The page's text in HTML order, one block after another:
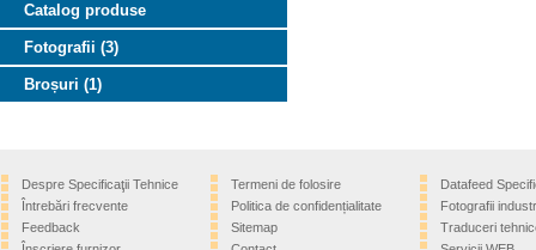
Catalog produse
Fotografii (3)
Broșuri (1)
Despre Specificaţii Tehnice
Întrebări frecvente
Feedback
Termeni de folosire
Politica de confidențialitate
Sitemap
Datafeed
Fotografii
Traduceri